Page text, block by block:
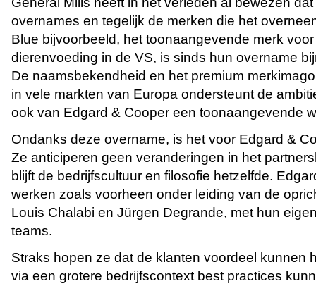
overnames en tegelijk de merken die het
Blue bijvoorbeeld, het toonaangevende merk
dierenvoeding in de VS, is sinds hun overname
De naamsbekendheid en het premium
in vele markten van Europa ondersteunt de
ook van Edgard & Cooper een toonaangevende
Ondanks deze overname, is het voor Edgard &
Ze anticiperen geen veranderingen in het
blijft de bedrijfscultuur en filosofie hetzelfde.
werken zoals voorheen onder leiding van de
Louis Chalabi en Jürgen Degrande, met hun
teams.
Straks hopen ze dat de klanten voordeel kunnen
via een grotere bedrijfscontext best practices